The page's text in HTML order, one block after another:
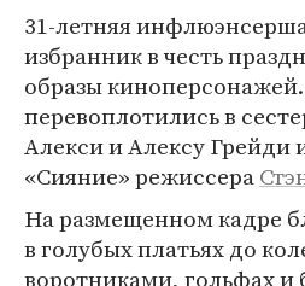
31-летняя
избранник в честь
образы
перевоплотились в
Алекси и Алексу Грейди
«Сияние» режиссера
На размещенном кадре
в голубых платьях до
воротниками, гольфах и